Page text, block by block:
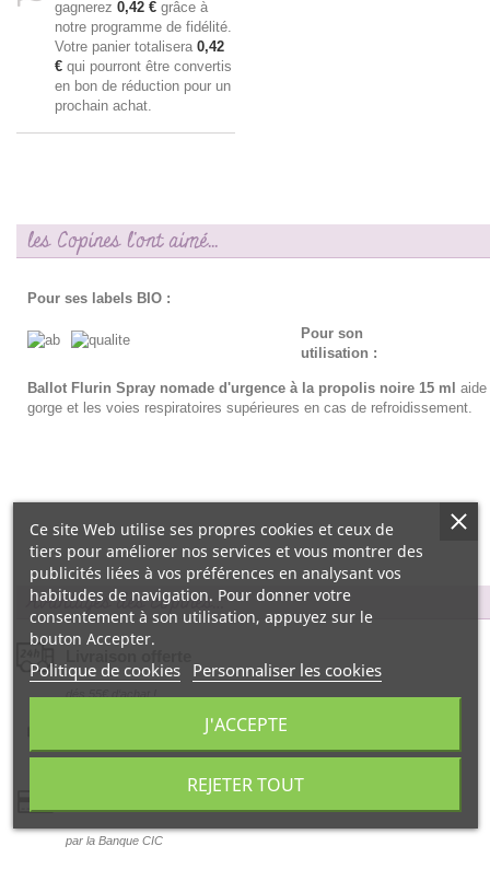
gagnerez 0,42 € grâce à
notre programme de fidélité.
Votre panier totalisera 0,42
€ qui pourront être convertis
en bon de réduction pour un
prochain achat.
les Copines l'ont aimé...
Pour ses labels BIO :
Pour son
utilisation :
Ballot Flurin Spray nomade d'urgence à la propolis noire 15 ml
gorge et les voies respiratoires supérieures en cas de refroidissement.
Avantages des copines…
Satisfait ou remboursé
par la Banque CIC
Ce site Web utilise ses propres cookies et ceux de
tiers pour améliorer nos services et vous montrer des
publicités liées à vos préférences en analysant vos
habitudes de navigation. Pour donner votre
consentement à son utilisation, appuyez sur le
bouton Accepter.
Politique de cookies Personnaliser les cookies
REJETER TOUT
J'ACCEPTE